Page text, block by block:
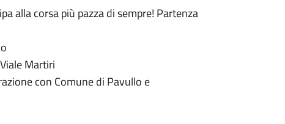
alla corsa più pazza di sempre! Partenza
Martiri
con Comune di Pavullo e